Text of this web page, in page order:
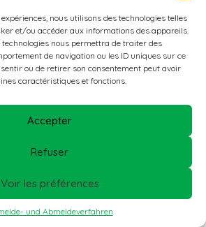
nous utilisons des technologies telles
et/ou accéder aux informations des appareils.
technologies nous permettra de traiter des
de navigation ou les ID uniques sur ce
ou de retirer son consentement peut avoir
caractéristiques et fonctions.
Accepter
Refuser
Voir les préférences
und Abmeldeverfahren